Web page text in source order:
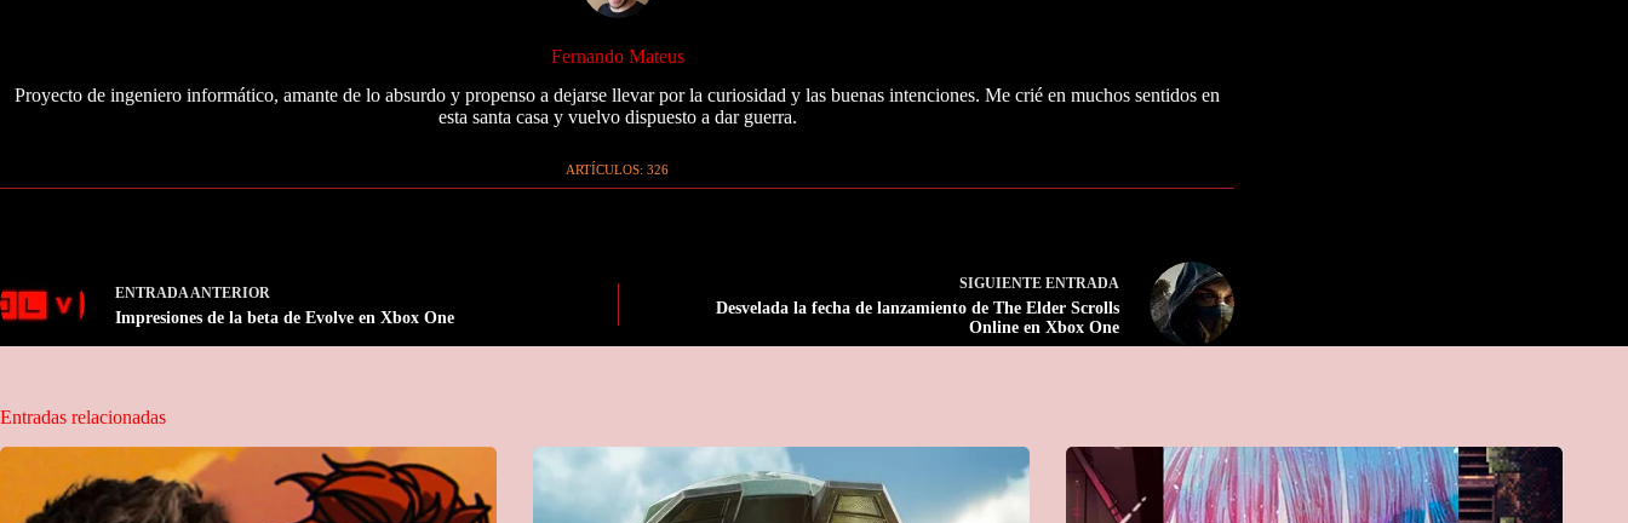
Fernando Mateus
Proyecto de ingeniero informático, amante de lo absurdo y propenso a dejarse llevar por la curiosidad y las buenas intenciones. Me crié en muchos sentidos en
esta santa casa y vuelvo dispuesto a dar guerra.
ARTÍCULOS: 326
ENTRADAANTERIOR
Impresiones de la beta de Evolve en Xbox One
SIGUIENTEENTRADA
Desvelada la fecha de lanzamiento de The Elder Scrolls
Online en Xbox One
Entradas relacionadas